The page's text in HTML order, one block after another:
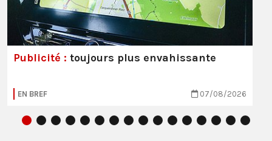
Publicité : toujours plus envahissante
EN BREF 07/08/2026